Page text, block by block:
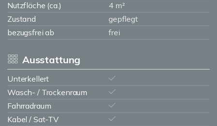
Nutzfläche (ca.)
4 m²
Zustand
gepflegt
bezugsfrei ab
frei
Ausstattung
Unterkellert
Wasch- / Trockenraum
Fahrradraum
Kabel / Sat-TV